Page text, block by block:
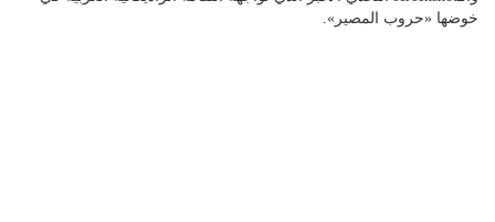
خوضها «حروب المصير».